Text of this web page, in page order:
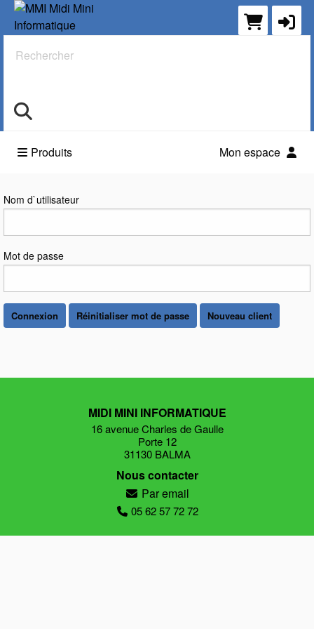
Rechercher
Produits Mon espace
Connexion
Nom d`utilisateur
Mot de passe
Connexion Réinitialiser mot de passe Nouveau client
MIDI MINI INFORMATIQUE
16 avenue Charles de Gaulle
Porte 12
31130 BALMA
Nous contacter
Par email
05 62 57 72 72